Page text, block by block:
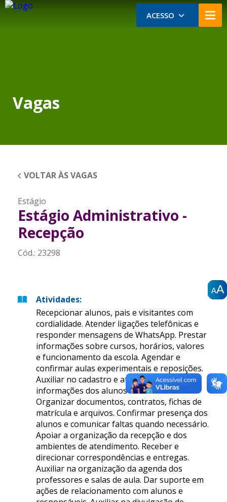
AA
AA
AA
ACESSO
Vagas
VOLTAR ÀS VAGAS
Estágio
Estágio Administrativo -
Recepção
Cód.: 23298
Atividades:
Recepcionar alunos, pais e visitantes com
cordialidade. Atender ligações telefônicas e
responder mensagens de WhatsApp. Prestar
informações sobre cursos, horários, valores
e funcionamento da escola. Agendar e
confirmar aulas experimentais e reposições.
Auxiliar no cadastro e atualização de
informações dos alunos no sistema.
Organizar documentos, contratos, fichas de
matrícula e arquivos. Confirmar presença dos
alunos e comunicar faltas quando necessário.
Apoiar a organização da recepção e dos
ambientes de atendimento. Receber e
direcionar correspondências e entregas.
Auxiliar na organização da agenda dos
professores e salas de aula. Dar suporte em
ações de relacionamento com alunos e